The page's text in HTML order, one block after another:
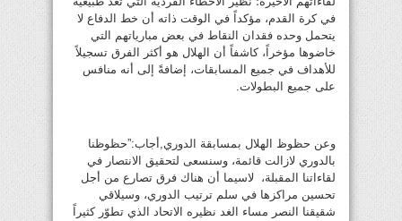
في كرة القدم، مؤكداً في الوقت ذاته أن خط الدفاع لا
يتحمل وحده فقدان النقاط في بعض مبارياتهم التي
خاضوها مؤخراً، كاشفاً أن الهلال هو أكثر الفرق تسجيلاً
للأهداف في جميع المسابقات، إضافةً إلى أنه منافس
على جميع البطولات.
وعن حظوظ الهلال بمسابقة الدوري,أجاب:”حظوظنا
بالدوري لازالت قائمة، وسنسعى لتحقيق الانتصار في
لقاءاتنا المقبلة، لاسيما أن هناك فرق تصارع من أجل
تحسين مراكزها في سلم ترتيب الدوري، وسيلاقي
شقيقنا النصر مساء الغد نظيره الاتحاد الذي تطوّر كثيراً